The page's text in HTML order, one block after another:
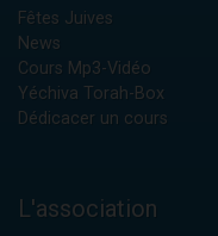
Fêtes Juives
News
Cours Mp3-Vidéo
Yéchiva Torah-Box
Dédicacer un cours
L'association